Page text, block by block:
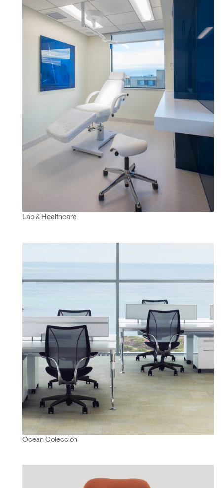
SIGN IN WITH SSO
¿Ha olvidado su
contraseña?
América Latina
Select
Region
ENTRAR
Lab & Healthcare
Ocean Colección